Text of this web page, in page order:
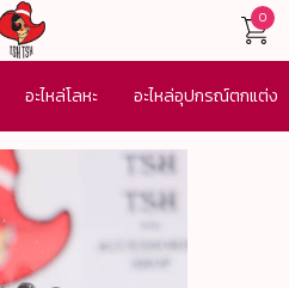
0
อะไหล่โลหะ อะไหล่อุปกรณ์ตกแต่ง